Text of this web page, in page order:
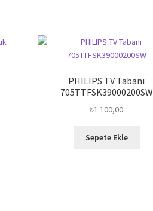
PHILIPS TV Tabanı
705TTFSK39000200SW
₺1.100,00
Sepete Ekle